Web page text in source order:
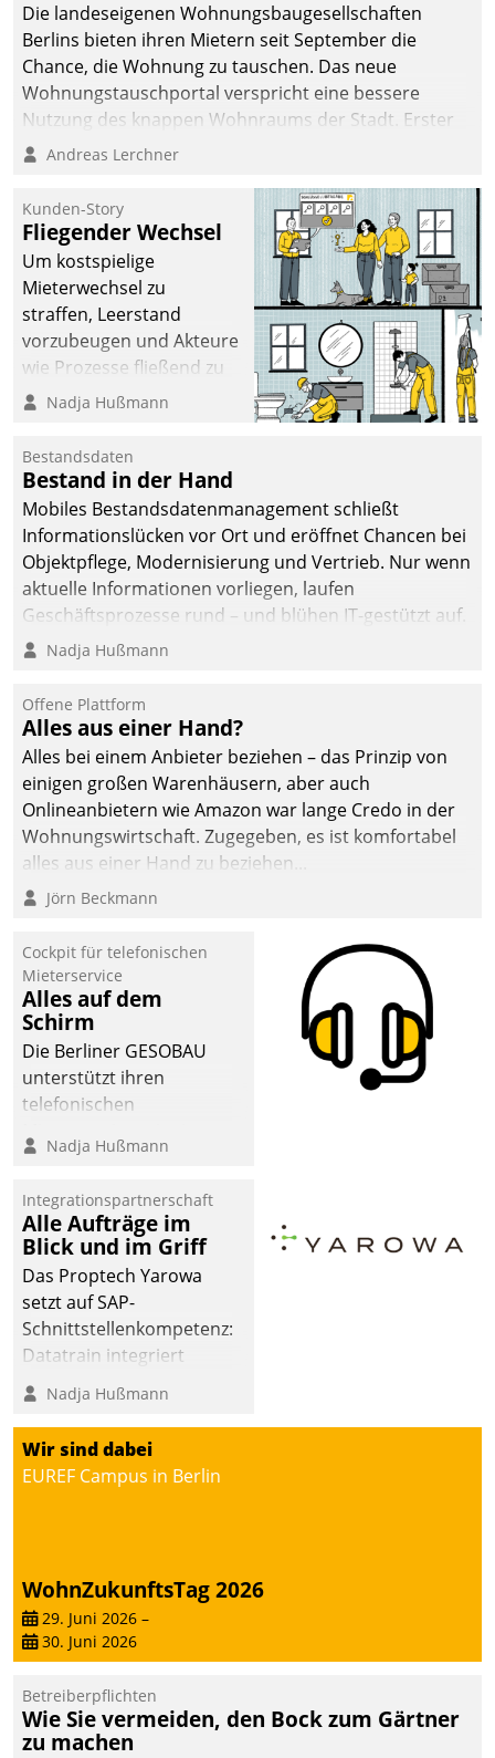
Die landeseigenen Wohnungsbaugesellschaften
Berlins bieten ihren Mietern seit September die
Chance, die Wohnung zu tauschen. Das neue
Wohnungstauschportal verspricht eine bessere
Nutzung des knappen Wohnraums der Stadt. Erster
Anwendungsfall für Datatrains Lösung API-Hub mit
Unternehmen.
Andreas Lerchner
Kunden-Story
Fliegender Wechsel
Um kostspielige
Mieterwechsel zu
straffen, Leerstand
vorzubeugen und Akteure
wie Prozesse fließend zu
vernetzen, nutzt die
Jahresbeginn eine
Überblick, Einsicht und
Eingriff bietende Lösung.
Zur Entwicklung setzte
man auf
Cloudtechnologie,
bewährte und Startup-
agile Projektmethoden.
Nadja Hußmann
Bestandsdaten
Bestand in der Hand
Mobiles Bestandsdatenmanagement schließt
Informationslücken vor Ort und eröffnet Chancen bei
Objektpflege, Modernisierung und Vertrieb. Nur wenn
aktuelle Informationen vorliegen, laufen
Geschäftsprozesse rund – und blühen IT-gestützt auf.
Nadja Hußmann
Offene Plattform
Alles aus einer Hand?
Alles bei einem Anbieter beziehen – das Prinzip von
einigen großen Warenhäusern, aber auch
Onlineanbietern wie Amazon war lange Credo in der
Wohnungswirtschaft. Zugegeben, es ist komfortabel
alles aus einer Hand zu beziehen...
Jörn Beckmann
Cockpit für telefonischen
Mieterservice
Alles auf dem
Schirm
Die Berliner GESOBAU
unterstützt ihren
telefonischen
digitalen Cockpit, das
passende Fragen und
Schlagworte auswirft.
Eine intuitive
Dialogführung ermöglicht
dem externen
Serviceteam, Anrufe von
Mietenden zügiger und
effizienter zu bearbeiten.
Nadja Hußmann
Integrationspartnerschaft
Alle Aufträge im
Blick und im Griff
Das Proptech Yarowa
setzt auf SAP-
Schnittstellenkompetenz:
Datatrain integriert
Yarowas Portal zur
Vergabe und Verwaltung
von Aufträgen der
operativen
Instandhaltung in die
– und beschleunigt damit
den Weg vom
Mieteranliegen zum
Nadja Hußmann
Wir sind dabei
EUREF Campus in Berlin
WohnZukunftsTag 2026
29. Juni 2026 –
30. Juni 2026
Betreiberpflichten
Wie Sie vermeiden, den Bock zum Gärtner
zu machen